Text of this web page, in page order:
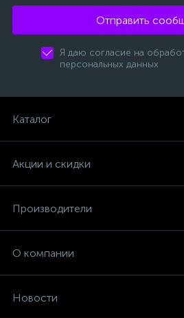
Отправить
Я даю согласие на
персональных данных
Каталог
Акции и скидки
Производители
О компании
Новости